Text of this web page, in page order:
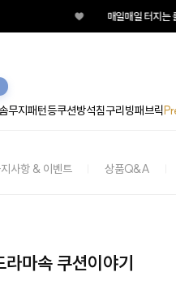
♥ 매일매일 터지는
무지패턴등쿠션방석침구리빙패브릭
사항 & 이벤트 상품Q&A
라마속 쿠션이야기